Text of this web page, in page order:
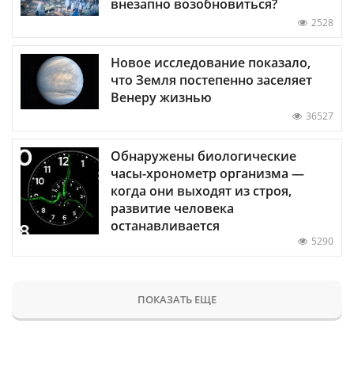
внезапно возобновиться?
2528
Новое исследование показало,
что Земля постепенно заселяет
Венеру жизнью
36527
Обнаружены биологические
часы-хронометр организма —
когда они выходят из строя,
развитие человека
останавливается
5290
ПОКАЗАТЬ ЕЩЕ